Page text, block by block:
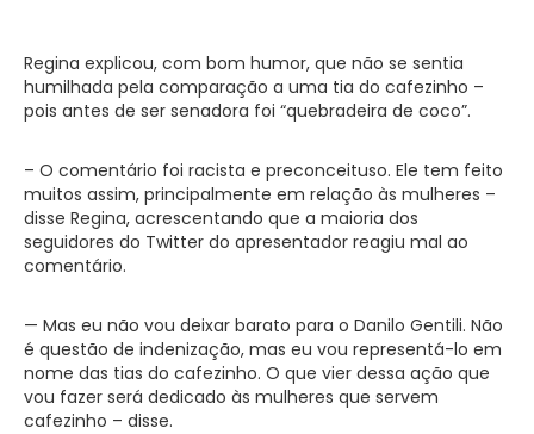
Regina explicou, com bom humor, que não se sentia
humilhada pela comparação a uma tia do cafezinho –
pois antes de ser senadora foi “quebradeira de coco”.
– O comentário foi racista e preconceituso. Ele tem feito
muitos assim, principalmente em relação às mulheres –
disse Regina, acrescentando que a maioria dos
seguidores do Twitter do apresentador reagiu mal ao
comentário.
— Mas eu não vou deixar barato para o Danilo Gentili. Não
é questão de indenização, mas eu vou representá-lo em
nome das tias do cafezinho. O que vier dessa ação que
vou fazer será dedicado às mulheres que servem
cafezinho – disse.